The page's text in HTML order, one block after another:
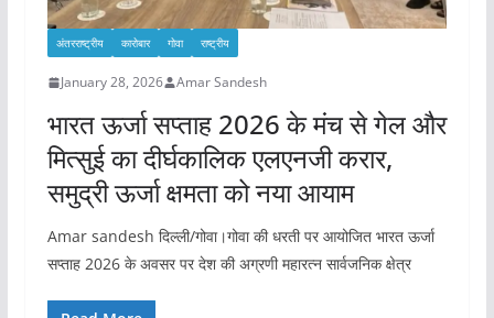
अंतरराष्ट्रीय कारोबार गोवा राष्ट्रीय
January 28, 2026 Amar Sandesh
भारत ऊर्जा सप्ताह 2026 के मंच से गेल और
मित्सुई का दीर्घकालिक एलएनजी करार,
समुद्री ऊर्जा क्षमता को नया आयाम
Amar sandesh दिल्ली/गोवा।गोवा की धरती पर आयोजित भारत ऊर्जा
सप्ताह 2026 के अवसर पर देश की अग्रणी महारत्न सार्वजनिक क्षेत्र